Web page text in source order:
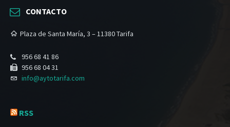
CONTACTO
Plaza de Santa María, 3 – 11380 Tarifa
956 68 41 86
956 68 04 31
info@aytotarifa.com
RSS